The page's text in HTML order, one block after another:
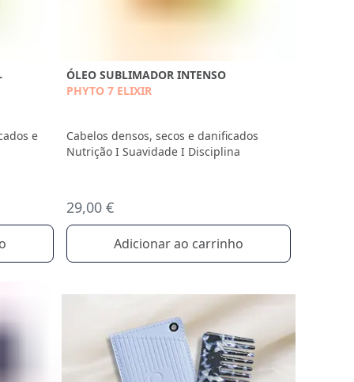
e
ÓLEO SUBLIMADOR INTENSO
PHYTO 7 ELIXIR
Cabelos densos, secos e danificados
Nutrição I Suavidade I Disciplina
29,00 €
Adicionar ao carrinho